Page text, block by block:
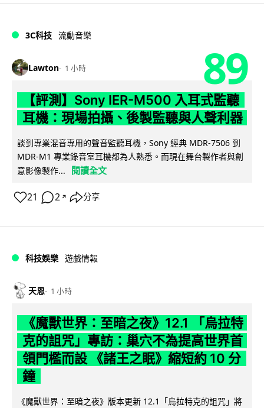
3C科技 流動音樂
Lawton 1 小時 89
【評測】Sony IER-M500 入耳式監聽
耳機：現場拍攝、後製監聽與人聲利器
談到專業混音專用的聲音監聽耳機，Sony 經典 MDR-7506 到
MDR-M1 專業錄音室耳機都為人熟悉。而現在舞台製作者與創
意影像製作...
閱讀全文
21 2 ↗ 分享
科技娛樂 遊戲情報
天恩 1 小時
《魔獸世界：至暗之夜》12.1 「烏拉特
克的詛咒」專訪：巢穴不為提高世界首
領門檻而設 《諸王之眠》縮短約 10 分
鐘
《魔獸世界：至暗之夜》版本更新 12.1「烏拉特克的詛咒」將